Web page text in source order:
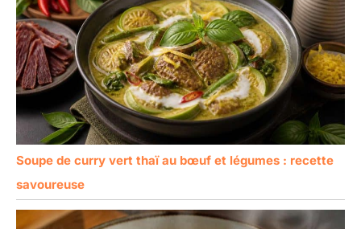
Soupe de curry vert thaï au bœuf et légumes : recette
savoureuse